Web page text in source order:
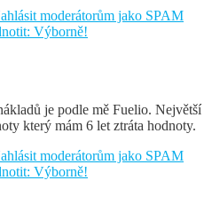
moderátorům jako SPAM
Výborně!
je podle mě Fuelio. Největší
který mám 6 let ztráta hodnoty.
moderátorům jako SPAM
Výborně!